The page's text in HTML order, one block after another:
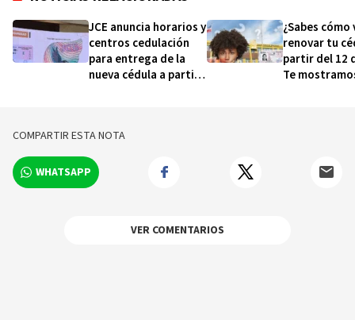
JCE anuncia horarios y
centros cedulación
para entrega de la
nueva cédula a partir
¿Sabes cómo
renovar tu
partir del 12
Te
COMPARTIR ESTA NOTA
WHATSAPP
VER COMENTARIOS